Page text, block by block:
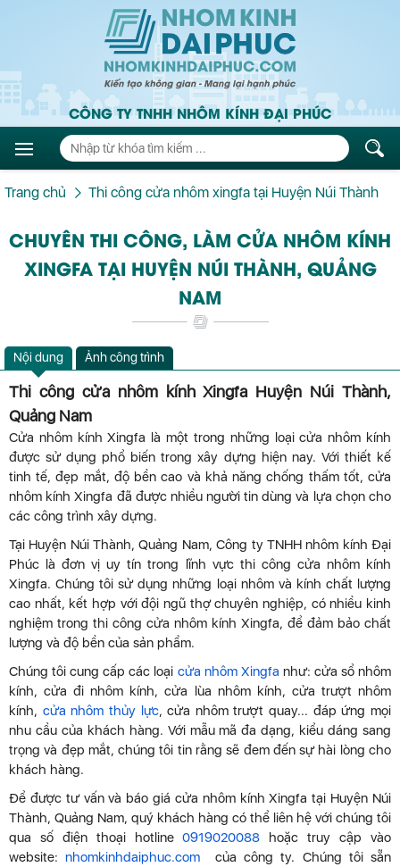
CÔNG TY TNHH NHÔM KÍNH ĐẠI PHÚC
Trang chủ Thi công cửa nhôm xingfa tại Huyện Núi Thành
CHUYÊN THI CÔNG, LÀM CỬA NHÔM KÍNH
XINGFA TẠI HUYỆN NÚI THÀNH, QUẢNG
NAM
Nội dung Ảnh công trình
Thi công cửa nhôm kính Xingfa Huyện Núi Thành,
Quảng Nam
Cửa nhôm kính Xingfa là một trong những loại cửa nhôm kính
được sử dụng phổ biến trong xây dựng hiện nay. Với thiết kế
tinh tế, đẹp mắt, độ bền cao và khả năng chống thấm tốt, cửa
nhôm kính Xingfa đã được nhiều người tin dùng và lựa chọn cho
các công trình xây dựng.
Tại Huyện Núi Thành, Quảng Nam, Công ty TNHH nhôm kính Đại
Phúc là đơn vị uy tín trong lĩnh vực thi công cửa nhôm kính
Xingfa. Chúng tôi sử dụng những loại nhôm và kính chất lượng
cao nhất, kết hợp với đội ngũ thợ chuyên nghiệp, có nhiều kinh
nghiệm trong thi công cửa nhôm kính Xingfa, để đảm bảo chất
lượng và độ bền của sản phẩm.
Chúng tôi cung cấp các loại cửa nhôm Xingfa như: cửa sổ nhôm
kính, cửa đi nhôm kính, cửa lùa nhôm kính, cửa trượt nhôm
kính, cửa nhôm thủy lực, cửa nhôm trượt quay... đáp ứng mọi
nhu cầu của khách hàng. Với mẫu mã đa dạng, kiểu dáng sang
trọng và đẹp mắt, chúng tôi tin rằng sẽ đem đến sự hài lòng cho
khách hàng.
Để được tư vấn và báo giá cửa nhôm kính Xingfa tại Huyện Núi
Thành, Quảng Nam, quý khách hàng có thể liên hệ với chúng tôi
qua số điện thoại hotline0919020088 hoặc truy cập vào
website:nhomkinhdaiphuc.com của công ty. Chúng tôi sẵn